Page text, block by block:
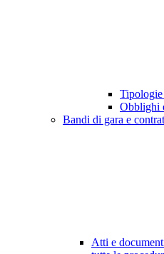
Obblighi
Bandi di gara e
Atti e